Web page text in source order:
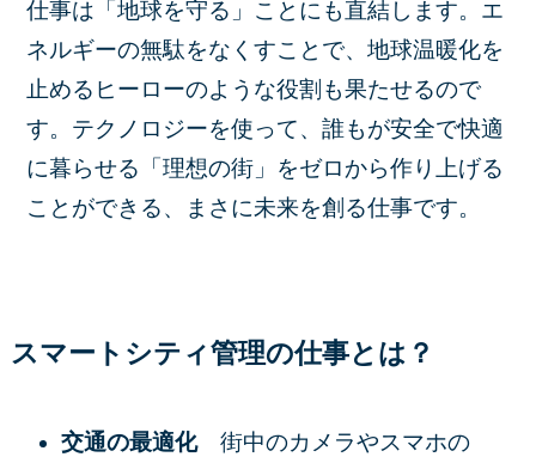
仕事は「地球を守る」ことにも直結します。エ
ネルギーの無駄をなくすことで、地球温暖化を
止めるヒーローのような役割も果たせるので
す。テクノロジーを使って、誰もが安全で快適
に暮らせる「理想の街」をゼロから作り上げる
ことができる、まさに未来を創る仕事です。
スマートシティ管理の仕事とは？
交通の最適化 街中のカメラやスマホの